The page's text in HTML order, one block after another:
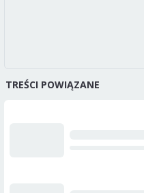
TREŚCI POWIĄZANE